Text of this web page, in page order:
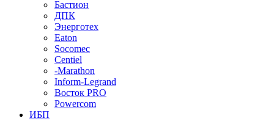
Бастион
ДПК
Энерготех
Eaton
Socomec
Centiel
-Marathon
Inform-Legrand
Восток PRO
Powercom
ИБП